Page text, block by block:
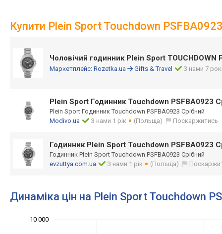
Купити Plein Sport Touchdown PSFBA0923
Чоловічий годинник Plein Sport TOUCHDOWN
Маркетплейс: Rozetka.ua Gifts & Travel З нами 7
Plein Sport Годинник Touchdown PSFBA0923
Plein Sport Годинник Touchdown PSFBA0923 Срібний
Modivo.ua
З нами 1 рік (Польща) Поскаржитись
Годинник Plein Sport Touchdown PSFBA0923
Годинник Plein Sport Touchdown PSFBA0923 Срібний
evzuttya.com.ua
З нами 1 рік (Польща)
Динаміка цін на Plein Sport Touchdown
10 000